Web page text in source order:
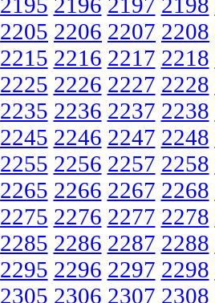
2205 2206 2207 2208
2215 2216 2217 2218
2225 2226 2227 2228
2235 2236 2237 2238
2245 2246 2247 2248
2255 2256 2257 2258
2265 2266 2267 2268
2275 2276 2277 2278
2285 2286 2287 2288
2295 2296 2297 2298
2305 2306 2307 2308